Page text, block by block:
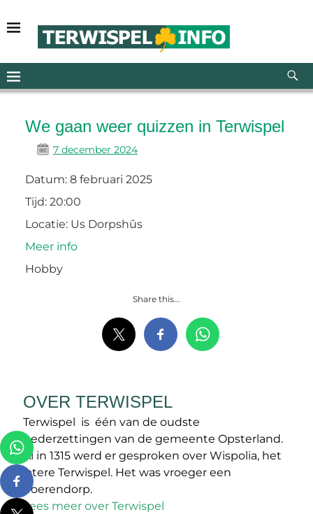
We gaan weer quizzen in Terwispel
7 december 2024
Datum: 8 februari 2025
Tijd: 20:00
Locatie: Us Dorpshûs
Meer info
Hobby
Share this...
OVER TERWISPEL
Terwispel is één van de oudste
nederzettingen van de gemeente Opsterland.
Al in 1315 werd er gesproken over Wispolia, het
latere Terwispel. Het was vroeger een
boerendorp.
Lees meer over Terwispel